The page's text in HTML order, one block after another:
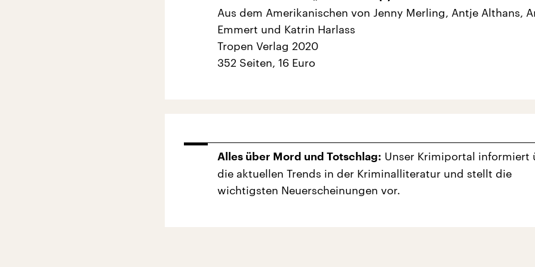
Aus dem Amerikanischen von Jenny Merling, Antje Althans,
Emmert und Katrin Harlass
Tropen Verlag 2020
352 Seiten, 16 Euro
Alles über Mord und Totschlag: Unser Krimiportal informiert
die aktuellen Trends in der Kriminalliteratur und stellt die
wichtigsten Neuerscheinungen vor.